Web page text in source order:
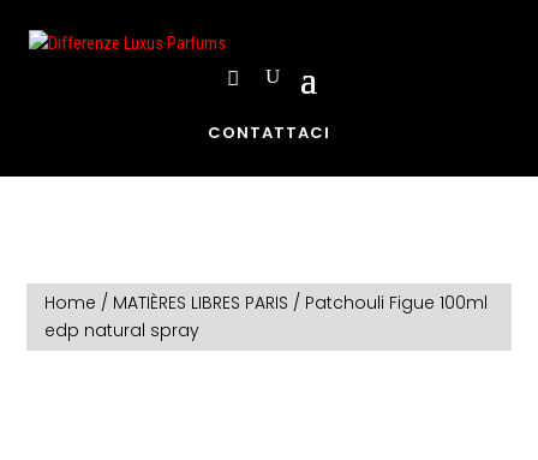
CONTATTACI
Home / MATIÈRES LIBRES PARIS / Patchouli Figue 100ml
edp natural spray